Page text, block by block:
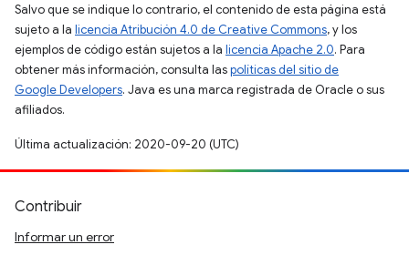
Salvo que se indique lo contrario, el contenido de esta página está
sujeto a la licencia Atribución 4.0 de Creative Commons, y los
ejemplos de código están sujetos a la licencia Apache 2.0. Para
obtener más información, consulta laspolíticas del sitio de
Google Developers. Java es una marca registrada de Oracle o sus
afiliados.
Última actualización: 2020-09-20 (UTC)
Contribuir
Informar un error